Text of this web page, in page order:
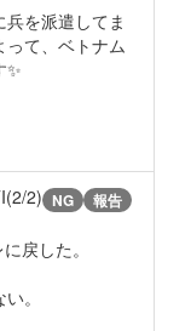
を派遣してま
て、ベトナム
2) NG 報告
戻した。
。